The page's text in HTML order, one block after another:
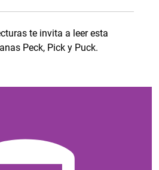
te invita a leer esta
Peck, Pick y Puck.